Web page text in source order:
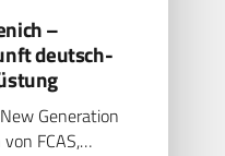
–
deutsch-
Generation
FCAS,…